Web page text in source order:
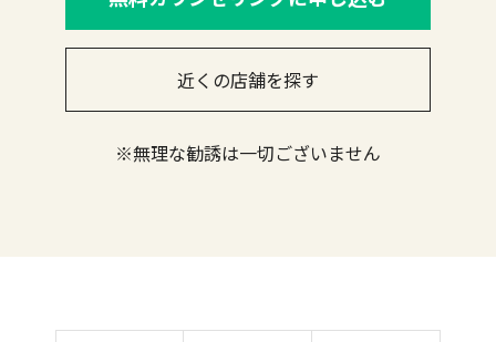
近くの店舗を探す
※無理な勧誘は一切ございません